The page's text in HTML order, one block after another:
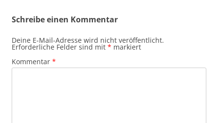
Schreibe einen Kommentar
Deine E-Mail-Adresse wird nicht veröffentlicht.
Erforderliche Felder sind mit * markiert
Kommentar *